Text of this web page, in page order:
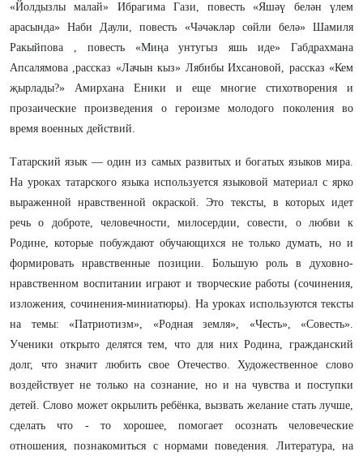
«Йолдызлы малай» Ибрагима Гази, повесть «Яшәү белән үлем
арасында» Наби Даули, повесть «Чәчәкләр сөйли белә» Шамиля
Ракыйпова , повесть «Миңа унтугыз яшь иде» Габдрахмана
Апсалямова ,рассказ «Лачын кыз» Лябибы Ихсановой, рассказ «Кем
җырлады?» Амирхана Еники и еще многие стихотворения и
прозаические произведения о героизме молодого поколения во
время военных действий.
Татарский язык — один из самых развитых и богатых языков мира.
На уроках татарского языка используется языковой материал с ярко
выраженной нравственной окраской. Это тексты, в которых идет
речь о доброте, человечности, милосердии, совести, о любви к
Родине, которые побуждают обучающихся не только думать, но и
формировать нравственные позиции. Большую роль в духовно-
нравственном воспитании играют и творческие работы (сочинения,
изложения, сочинения-миниатюры). На уроках используются тексты
на темы: «Патриотизм», «Родная земля», «Честь», «Совесть».
Ученики открыто делятся тем, что для них Родина, гражданский
долг, что значит любить свое Отечество. Художественное слово
воздействует не только на сознание, но и на чувства и поступки
детей. Слово может окрылить ребёнка, вызвать желание стать лучше,
сделать что - то хорошее, помогает осознать человеческие
отношения, познакомиться с нормами поведения. Литература, на